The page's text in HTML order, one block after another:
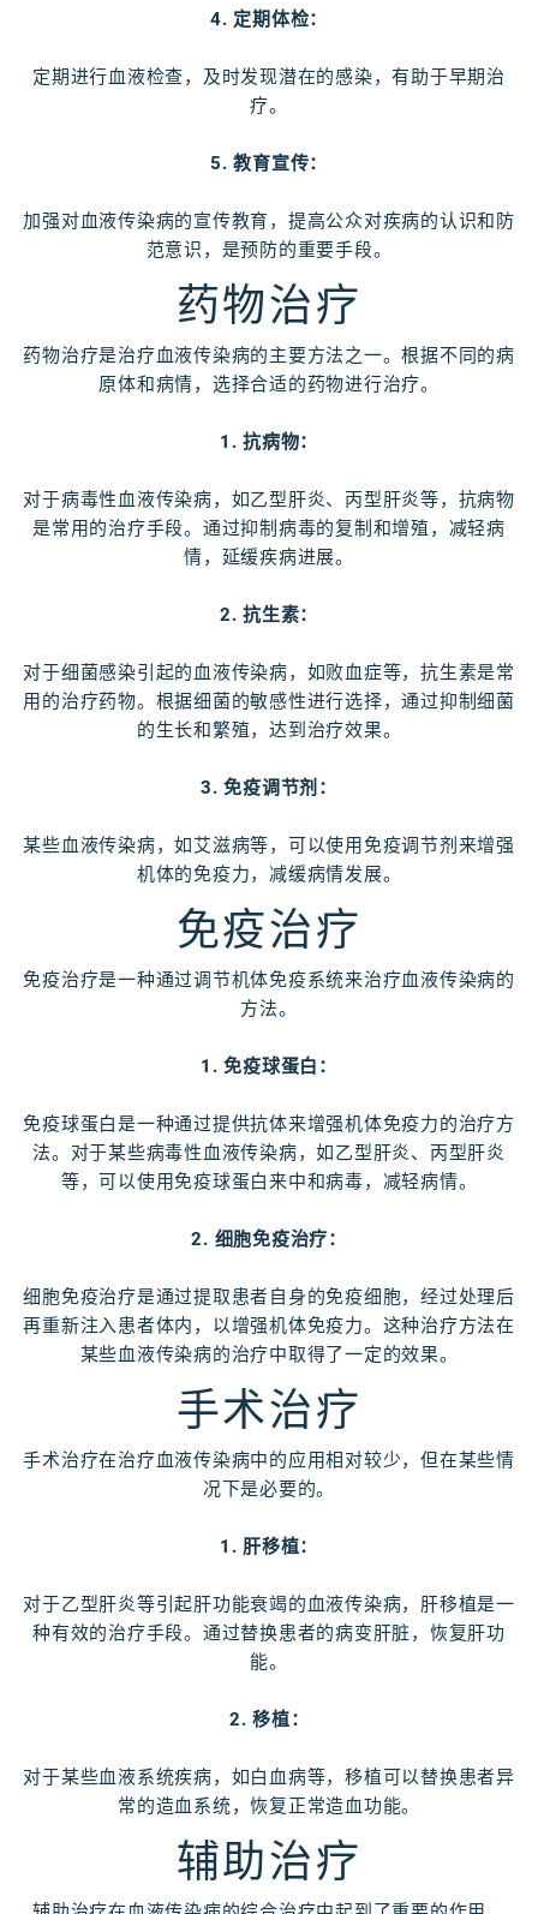
4. 定期体检：
定期进行血液检查，及时发现潜在的感染，有助于早期治
疗。
5. 教育宣传：
加强对血液传染病的宣传教育，提高公众对疾病的认识和防
范意识，是预防的重要手段。
药物治疗
药物治疗是治疗血液传染病的主要方法之一。根据不同的病
原体和病情，选择合适的药物进行治疗。
1. 抗病物：
对于病毒性血液传染病，如乙型肝炎、丙型肝炎等，抗病物
是常用的治疗手段。通过抑制病毒的复制和增殖，减轻病
情，延缓疾病进展。
2. 抗生素：
对于细菌感染引起的血液传染病，如败血症等，抗生素是常
用的治疗药物。根据细菌的敏感性进行选择，通过抑制细菌
的生长和繁殖，达到治疗效果。
3. 免疫调节剂：
某些血液传染病，如艾滋病等，可以使用免疫调节剂来增强
机体的免疫力，减缓病情发展。
免疫治疗
免疫治疗是一种通过调节机体免疫系统来治疗血液传染病的
方法。
1. 免疫球蛋白：
免疫球蛋白是一种通过提供抗体来增强机体免疫力的治疗方
法。对于某些病毒性血液传染病，如乙型肝炎、丙型肝炎
等，可以使用免疫球蛋白来中和病毒，减轻病情。
2. 细胞免疫治疗：
细胞免疫治疗是通过提取患者自身的免疫细胞，经过处理后
再重新注入患者体内，以增强机体免疫力。这种治疗方法在
某些血液传染病的治疗中取得了一定的效果。
手术治疗
手术治疗在治疗血液传染病中的应用相对较少，但在某些情
况下是必要的。
1. 肝移植：
对于乙型肝炎等引起肝功能衰竭的血液传染病，肝移植是一
种有效的治疗手段。通过替换患者的病变肝脏，恢复肝功
能。
2. 移植：
对于某些血液系统疾病，如白血病等，移植可以替换患者异
常的造血系统，恢复正常造血功能。
辅助治疗